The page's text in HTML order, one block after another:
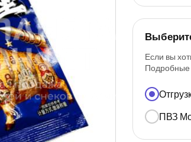
Если вы
Подробные
ПВЗ